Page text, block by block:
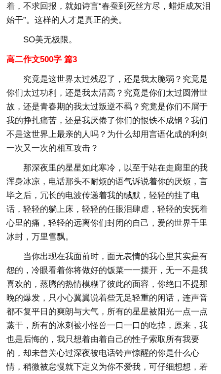
着，不求回报，就如诗言“春蚕到死丝方尽，蜡炬成灰泪
始干”。这样的人才是真正的美。
SO美无极限。
高二作文500字 篇3
究竟是这世界太过残忍了，还是我太脆弱？究竟是
你们太过功利，还是我太清高？究竟是你们太过圆滑世
故，还是青春期的我太过叛逆不羁？究竟是你们不屑于
我的挣扎痛苦，还是我厌倦了你们的恨铁不成钢？我们
不是这世界上最亲的人吗？为什么却用言语化成的利剑
一次又一次的相互攻击？
那深夜里的星星如此寒冷，以至于站在走廊里的我
浑身冰凉，电话那头不耐烦的语气诉说着你的厌烦，言
毕之后，冗长的电波传递着我的缄默，轻轻的挂了电
话，轻轻的躺上床，轻轻的任眼泪肆虐，轻轻的安抚着
心里的痛，轻轻的远离你们封闭的自己，爱的世界千里
冰封，万里雪飘。
当你出现在我面前时，面无表情的我心里其实是有
怨的，冷眼看着你将做好的饭菜一一摆开，无一不是我
喜欢的，蒸腾的热情模糊了彼此的面容，你绝口不提那
晚的爆发，只小心翼翼说着些无足轻重的闲话，连声音
都不复平日的爽朗与大气，所有的星星被阳光一点一点
蒸干，所有的冰刺被小怪兽一口一口的吃掉，原来，我
也是后悔的，我只想着由着自己的性子索取所有我要
的，却未曾关心过深夜被电话铃声惊醒的你是什么心
情，稍微被怠慢就下定义为你不爱我，可仔细想想，若